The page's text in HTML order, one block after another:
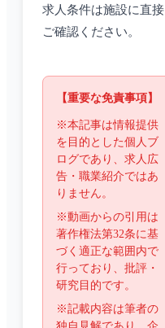
求人条件は施設に直接
ご確認ください。
【重要な免責事項】
※本記事は情報提供
を目的とした個人ブ
ログであり、求人広
告・職業紹介ではあ
りません。
※動画からの引用は
著作権法第32条に基
づく適正な範囲内で
行っており、批評・
研究目的です。
※記載内容は筆者の